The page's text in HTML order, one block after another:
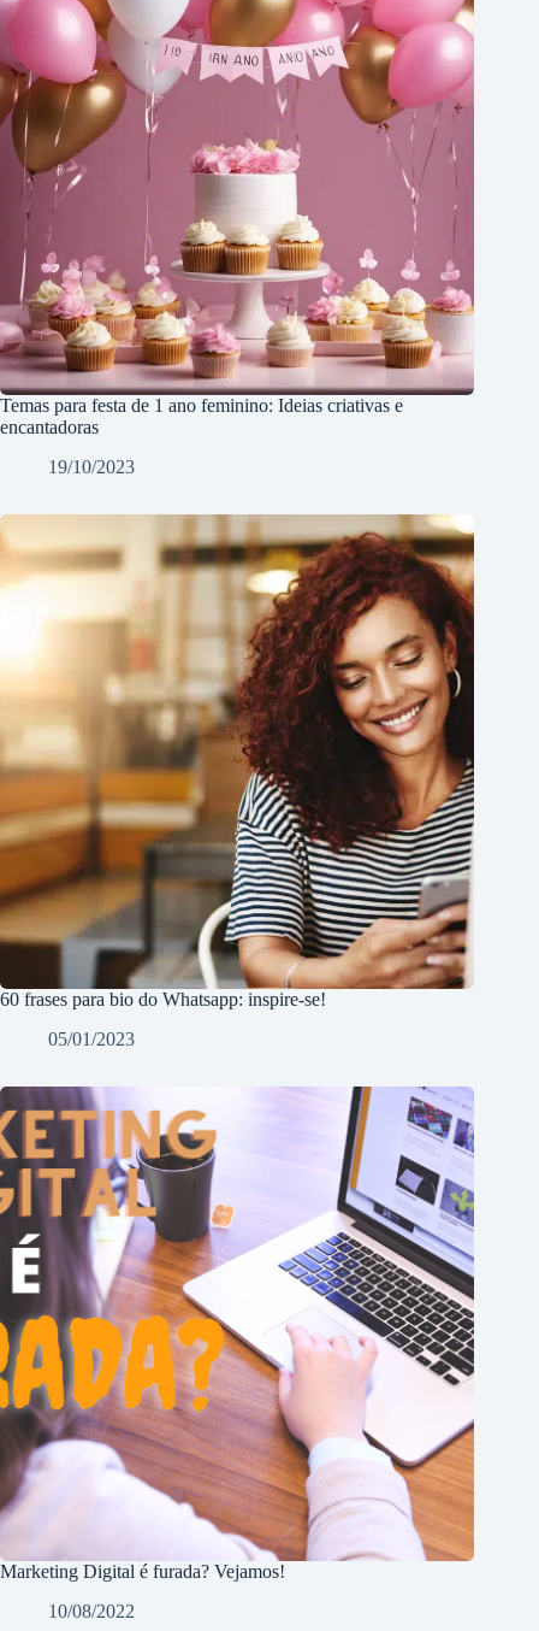
Temas para festa de 1 ano feminino: Ideias criativas e
encantadoras
19/10/2023
60 frases para bio do Whatsapp: inspire-se!
05/01/2023
Marketing Digital é furada? Vejamos!
10/08/2022